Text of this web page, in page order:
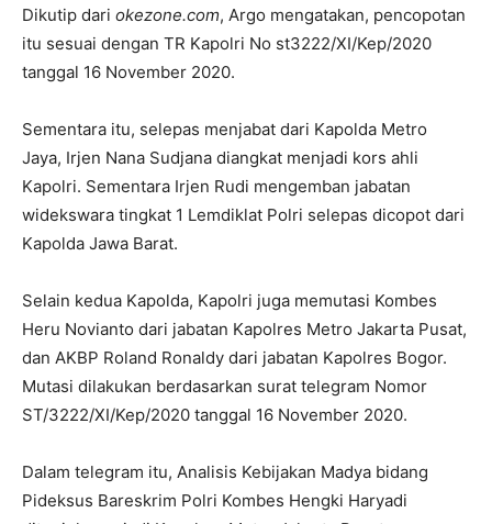
Dikutip dari okezone.com, Argo mengatakan, pencopotan
itu sesuai dengan TR Kapolri No st3222/XI/Kep/2020
tanggal 16 November 2020.
Sementara itu, selepas menjabat dari Kapolda Metro
Jaya, Irjen Nana Sudjana diangkat menjadi kors ahli
Kapolri. Sementara Irjen Rudi mengemban jabatan
widekswara tingkat 1 Lemdiklat Polri selepas dicopot dari
Kapolda Jawa Barat.
Selain kedua Kapolda, Kapolri juga memutasi Kombes
Heru Novianto dari jabatan Kapolres Metro Jakarta Pusat,
dan AKBP Roland Ronaldy dari jabatan Kapolres Bogor.
Mutasi dilakukan berdasarkan surat telegram Nomor
ST/3222/XI/Kep/2020 tanggal 16 November 2020.
Dalam telegram itu, Analisis Kebijakan Madya bidang
Pideksus Bareskrim Polri Kombes Hengki Haryadi